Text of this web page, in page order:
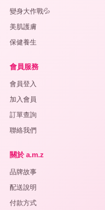
變身大作戰💦
美肌護膚
保健養生
會員服務
會員登入
加入會員
訂單查詢
聯絡我們
關於 a.m.z
品牌故事
配送說明
付款方式